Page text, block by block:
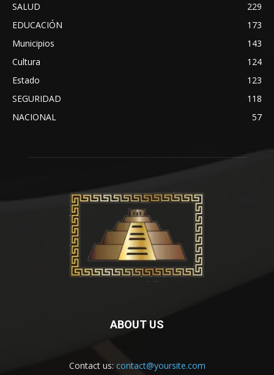
SALUD
229
EDUCACIÓN
173
Municipios
143
Cultura
124
Estado
123
SEGURIDAD
118
NACIONAL
57
ABOUT US
Contact us: contact@yoursite.com